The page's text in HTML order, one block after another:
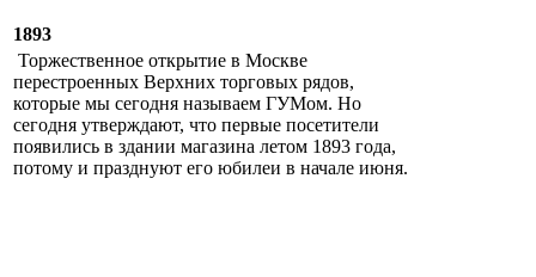
1893
Торжественное открытие в Москве
перестроенных Верхних торговых рядов,
которые мы сегодня называем ГУМом. Но
сегодня утверждают, что первые посетители
появились в здании магазина летом 1893 года,
потому и празднуют его юбилеи в начале июня.